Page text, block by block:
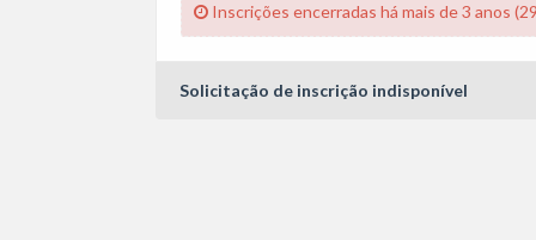
Inscrições encerradas há mais de 3 anos
Solicitação de inscrição indisponível